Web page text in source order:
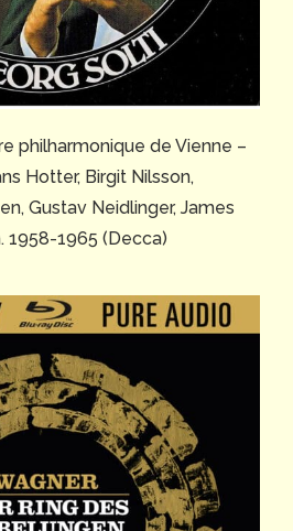
philharmonique de Vienne –
Hotter, Birgit Nilsson,
Gustav Neidlinger, James
1958-1965 (Decca)